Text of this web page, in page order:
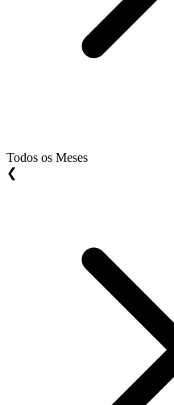
Todos os Meses
❮